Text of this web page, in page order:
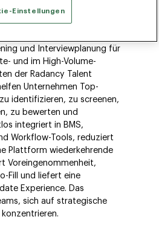
und Interviewplanung für
und im High-Volume-
der Radancy Talent
Unternehmen Top-
identifizieren, zu screenen,
zu bewerten und
integriert in BMS,
Workflow-Tools, reduziert
Plattform wiederkehrende
Voreingenommenheit,
Fill und liefert eine
Experience. Das
sich auf strategische
Einstellungen